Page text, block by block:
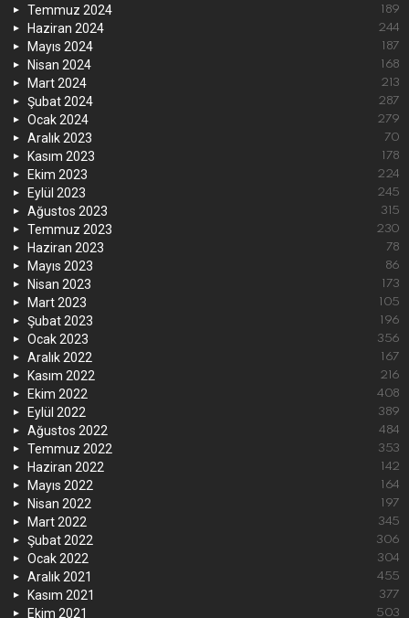
Temmuz 2024 189
Haziran 2024 244
Mayıs 2024 187
Nisan 2024 168
Mart 2024 213
Şubat 2024 287
Ocak 2024 279
Aralık 2023 70
Kasım 2023 178
Ekim 2023 224
Eylül 2023 245
Ağustos 2023 315
Temmuz 2023 230
Haziran 2023 78
Mayıs 2023 86
Nisan 2023 173
Mart 2023 105
Şubat 2023 196
Ocak 2023 356
Aralık 2022 167
Kasım 2022 216
Ekim 2022 408
Eylül 2022 389
Ağustos 2022 484
Temmuz 2022 353
Haziran 2022 142
Mayıs 2022 164
Nisan 2022 197
Mart 2022 345
Şubat 2022 306
Ocak 2022 304
Aralık 2021 455
Kasım 2021 377
Ekim 2021 503